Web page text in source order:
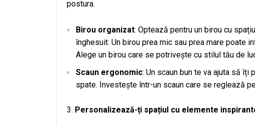
postura.
Birou organizat: Optează pentru un birou cu
înghesuit. Un birou prea mic sau prea mare poate
Alege un birou care se potrivește cu stilul tău de
Scaun ergonomic: Un scaun bun te va ajuta să
spate. Investește într-un scaun care se reglează
Personalizează-ți spațiul cu elemente